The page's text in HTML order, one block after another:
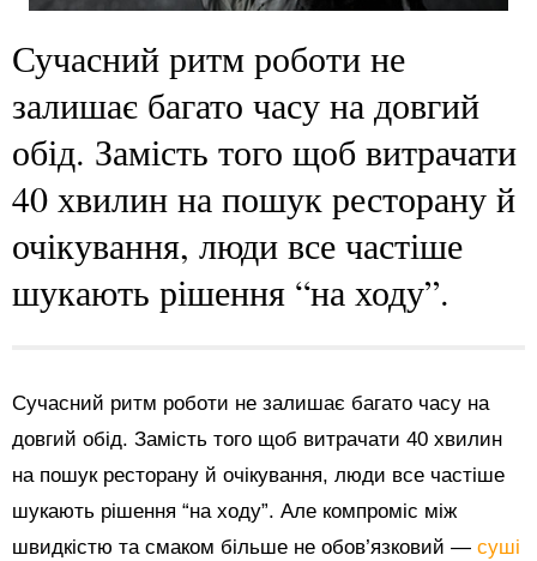
Сучасний ритм роботи не
залишає багато часу на довгий
обід. Замість того щоб витрачати
40 хвилин на пошук ресторану й
очікування, люди все частіше
шукають рішення “на ходу”.
Сучасний ритм роботи не залишає багато часу на
довгий обід. Замість того щоб витрачати 40 хвилин
на пошук ресторану й очікування, люди все частіше
шукають рішення “на ходу”. Але компроміс між
швидкістю та смаком більше не обов’язковий — суші